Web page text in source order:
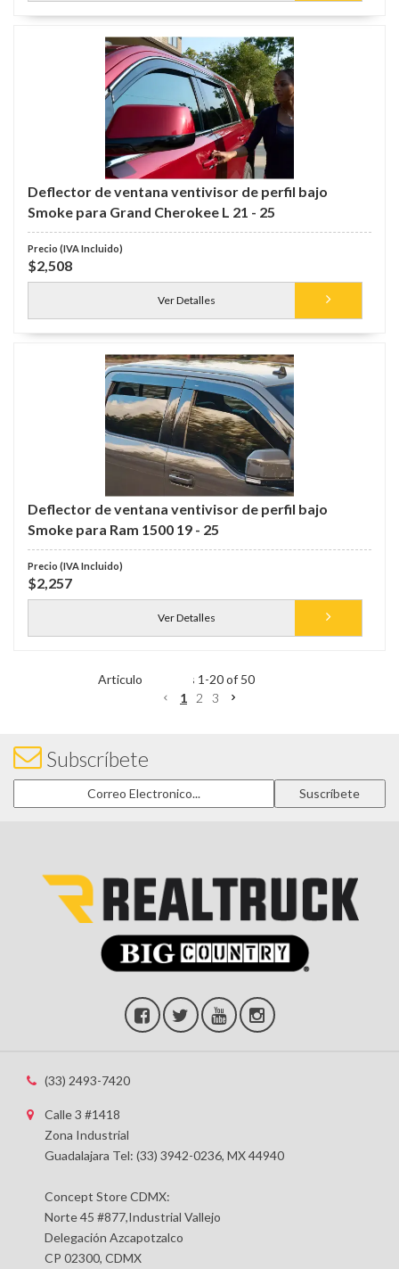
Deflector de ventana ventivisor de perfil bajo
Smoke para Grand Cherokee L 21 - 25
$2,508
Ver Detalles
Deflector de ventana ventivisor de perfil bajo
Smoke para Ram 1500 19 - 25
$2,257
Ver Detalles
Items 1 -20of 50
1
2 3
Subscríbete
(33) 2493-7420
Calle 3 #1418
Zona Industrial
Guadalajara Tel: (33) 3942-0236, MX 44940
Concept Store CDMX:
Norte 45 #877,Industrial Vallejo
Delegación Azcapotzalco
CP 02300, CDMX